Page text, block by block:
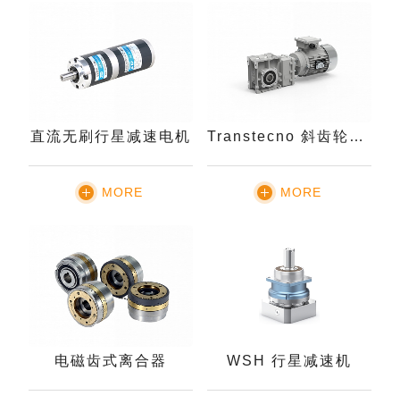
直流无刷行星减速电机
MORE
Transtecno 斜齿轮减速机
MORE
电磁齿式离合器 WSH 行星减速机